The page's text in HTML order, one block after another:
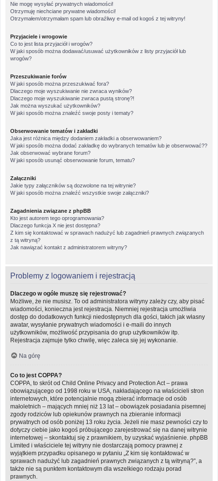
Nie mogę wysyłać prywatnych wiadomości!
Otrzymuję niechciane prywatne wiadomości!
Otrzymałem/otrzymałam spam lub obraźliwy e-mail od kogoś z tej witryny!
Przyjaciele i wrogowie
Co to jest lista przyjaciół i wrogów?
W jaki sposób można dodawać/usuwać użytkowników z listy przyjaciół lub
wrogów?
Przeszukiwanie forów
W jaki sposób można przeszukiwać fora?
Dlaczego moje wyszukiwanie nie zwraca wyników?
Dlaczego moje wyszukiwanie zwraca pustą stronę?!
Jak można wyszukać użytkowników?
W jaki sposób można znaleźć swoje posty i tematy?
Obserwowanie tematów i zakładki
Jaka jest różnica między dodaniem zakładki a obserwowaniem?
W jaki sposób można dodać zakładkę do wybranych tematów lub je obserwować??
Jak obserwować wybrane forum?
W jaki sposób usunąć obserwowanie forum, tematu?
Załączniki
Jakie typy załączników są dozwolone na tej witrynie?
W jaki sposób można znaleźć wszystkie swoje załączniki?
Zagadnienia związane z phpBB
Kto jest autorem tego oprogramowania?
Dlaczego funkcja X nie jest dostępna?
Z kim się kontaktować w sprawach nadużyć lub zagadnień prawnych związanych
z tą witryną?
Jak nawiązać kontakt z administratorem witryny?
Problemy z logowaniem i rejestracją
Dlaczego w ogóle muszę się rejestrować?
Możliwe, że nie musisz. To od administratora witryny zależy czy, aby pisać
wiadomości, konieczna jest rejestracja. Niemniej rejestracja umożliwia
dostęp do dodatkowych funkcji niedostępnych dla gości, takich jak własny
awatar, wysyłanie prywatnych wiadomości i e-maili do innych
użytkowników, możliwość przypisania do grup użytkowników itp.
Rejestracja zajmuje tylko chwilę, więc zaleca się jej wykonanie.
Na górę
Co to jest COPPA?
COPPA, to skrót od Child Online Privacy and Protection Act – prawa
obowiązującego od 1998 roku w USA, nakładającego na właścicieli stron
internetowych, które potencjalnie mogą zbierać informacje od osób
małoletnich – mających mniej niż 13 lat – obowiązek posiadania pisemnej
zgody rodziców lub opiekunów prawnych na zbieranie informacji
prywatnych od osób poniżej 13 roku życia. Jeżeli nie masz pewności czy to
dotyczy ciebie jako kogoś próbującego zarejestrować się na danej witrynie
internetowej – skontaktuj się z prawnikiem, by uzyskać wyjaśnienie. phpBB
Limited i właściciele tej witryny nie dostarczają pomocy prawnej z
wyjątkiem przypadku opisanego w pytaniu „Z kim się kontaktować w
sprawach nadużyć lub zagadnień prawnych związanych z tą witryną?”, a
także nie są punktem kontaktowym dla wszelkiego rodzaju porad
prawnych.